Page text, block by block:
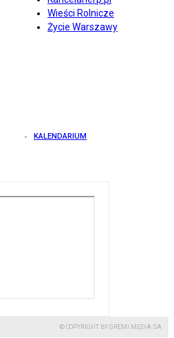
Wieści Rolnicze
Życie Warszawy
KALENDARIUM
© COPYRIGHT BY GREMI MEDIA SA